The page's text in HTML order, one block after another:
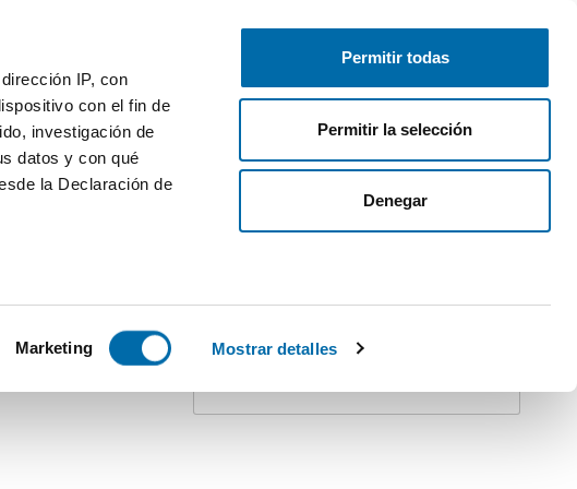
IP, con
con el fin de
investigación de
datos y con qué
la Declaración de
específicas (huellas
sus
Marketing Mostrar detalles
Permitir todas
Permitir la selección
Denegar
Free-list your property Log in
filters - 1
Do not stay behind. Receiveall
Receive alerts